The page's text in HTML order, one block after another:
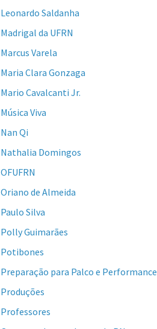
Leonardo Saldanha
Madrigal da UFRN
Marcus Varela
Maria Clara Gonzaga
Mario Cavalcanti Jr.
Música Viva
Nan Qi
Nathalia Domingos
OFUFRN
Oriano de Almeida
Paulo Silva
Polly Guimarães
Potibones
Preparação para Palco e Performance
Produções
Professores